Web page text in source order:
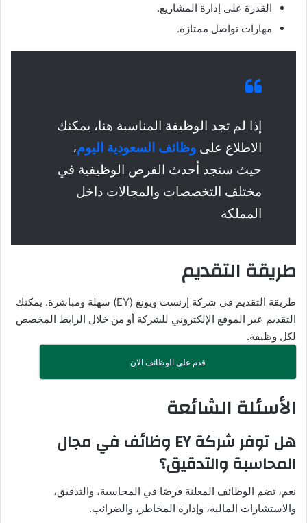
القدرة على إدارة المشاريع.
مهارات تواصل ممتازة.
إذا لم تجد الوظيفة المناسبة هنا، يمكنك
الاطلاع على وظائف السعودية اليوم،
حيث ستجد أحدث الفرص الوظيفية في
مختلف التخصصات والمجالات داخل
المملكة
طريقة التقديم
طريقة التقديم في شركة إرنست ويونغ (EY) سهلة ومباشرة. يمكنك
التقديم عبر الموقع الإلكتروني للشركة أو من خلال الرابط المخصص
لكل وظيفة.
قدم على الوظائف الان
الأسئلة الشائعة
هل توفر شركة EY وظائف في مجال
المحاسبة والتدقيق؟
نعم، تضم الوظائف المعلنة فرصًا في المحاسبة، والتدقيق،
والاستشارات المالية، وإدارة المخاطر، والضرائب.